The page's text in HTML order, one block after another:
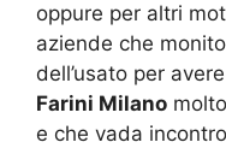
oppure per altri
aziende che
dell’usato per
Farini Milano
e che vada